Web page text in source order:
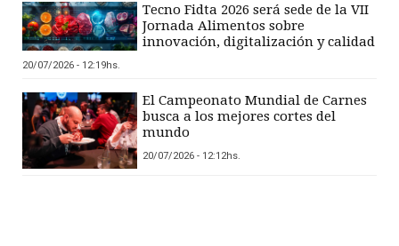
Tecno Fidta 2026 será sede de la VII
Jornada Alimentos sobre
innovación, digitalización y calidad
20/07/2026 - 12:19hs.
El Campeonato Mundial de Carnes
busca a los mejores cortes del
mundo
20/07/2026 - 12:12hs.